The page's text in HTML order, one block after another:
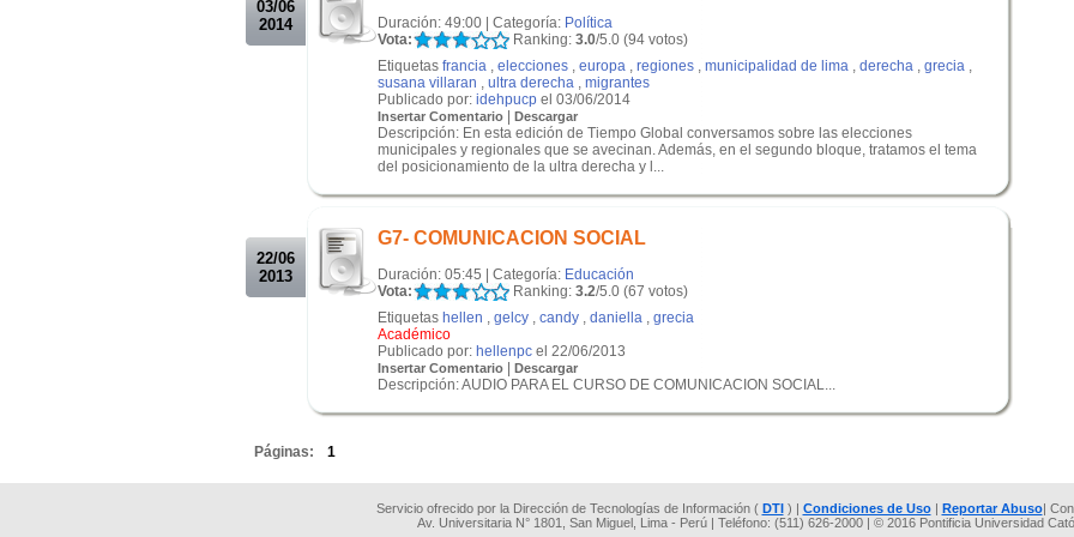
03/06
2014
Duración: 49:00 | Categoría: Política
Vota:
Ranking: 3.0/5.0 (94 votos)
Etiquetas francia , elecciones , europa , regiones , municipalidad de lima , derecha , grecia ,
susana villaran , ultra derecha , migrantes
Publicado por: idehpucp el 03/06/2014
Insertar Comentario | Descargar
Descripción: En esta edición de Tiempo Global conversamos sobre las elecciones
municipales y regionales que se avecinan. Además, en el segundo bloque, tratamos el tema
del posicionamiento de la ultra derecha y l...
22/06
2013
G7- COMUNICACION SOCIAL
Duración: 05:45 | Categoría: Educación
Vota:
Ranking: 3.2/5.0 (67 votos)
Etiquetas hellen , gelcy , candy , daniella , grecia
Académico
Publicado por: hellenpc el 22/06/2013
Insertar Comentario | Descargar
Descripción: AUDIO PARA EL CURSO DE COMUNICACION SOCIAL...
Páginas: 1
Servicio ofrecido por la Dirección de Tecnologías de Información ( DTI) | Condiciones de Uso| Reportar Abuso|
Av. Universitaria N° 1801, San Miguel, Lima - Perú | Teléfono: (511) 626-2000 | © 2016 Pontificia Universidad